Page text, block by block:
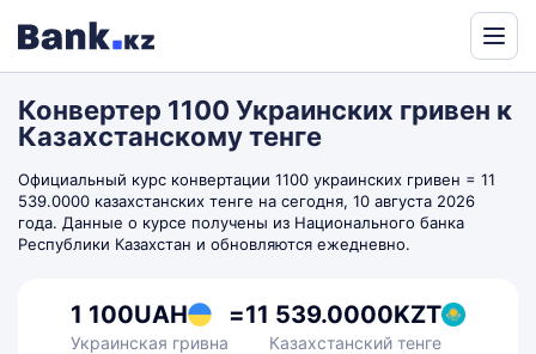
by
Translate
Конвертер 1100 Украинских гривен к
Казахстанскому тенге
Официальный курс конвертации 1100 украинских гривен = 11
539.0000 казахстанских тенге на сегодня, 10 августа 2026
года. Данные о курсе получены из Национального банка
Республики Казахстан и обновляются ежедневно.
1 100UAH
Украинская гривна
=11 539.0000KZT
Казахстанский тенге